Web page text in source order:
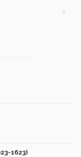
1623)